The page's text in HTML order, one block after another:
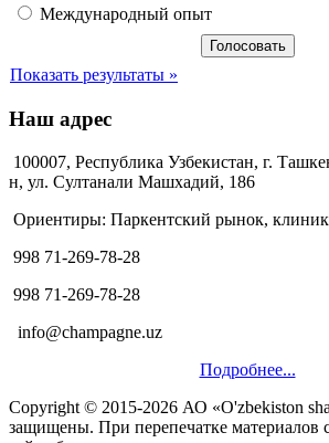
Международный опыт
Показать результаты »
Наш адрес
100007, Республика Узбекистан, г.
н, ул. Султанали Машхадий, 186
Ориентиры: Паркентский рынок,
998 71-269-78-28
998 71-269-78-28
info@champagne.uz
Подробнее...
Copyright © 2015-2026 АО «O'zbekiston
защищены. При перепечатке материалов